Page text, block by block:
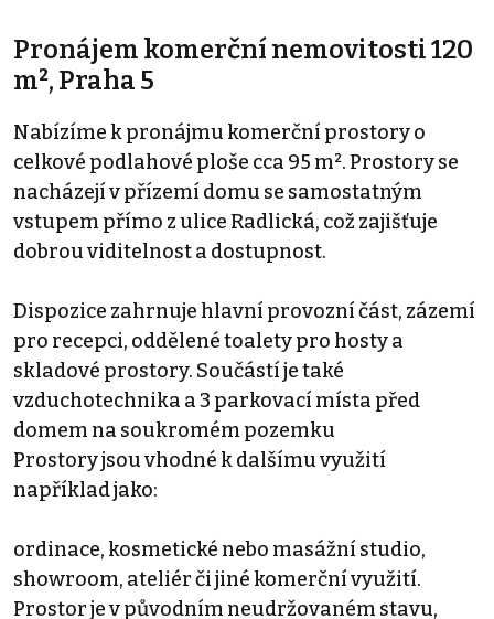
Pronájem komerční nemovitosti 120
m², Praha 5
Nabízíme k pronájmu komerční prostory o
celkové podlahové ploše cca 95 m². Prostory se
nacházejí v přízemí domu se samostatným
vstupem přímo z ulice Radlická, což zajišťuje
dobrou viditelnost a dostupnost.
Dispozice zahrnuje hlavní provozní část, zázemí
pro recepci, oddělené toalety pro hosty a
skladové prostory. Součástí je také
vzduchotechnika a 3 parkovací místa před
domem na soukromém pozemku
Prostory jsou vhodné k dalšímu využití
například jako:
ordinace, kosmetické nebo masážní studio,
showroom, ateliér či jiné komerční využití.
Prostor je v původním neudržovaném stavu,